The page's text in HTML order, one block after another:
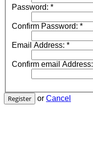
Password: *
Confirm Password: *
Email Address: *
Confirm email Address:
Register or Cancel